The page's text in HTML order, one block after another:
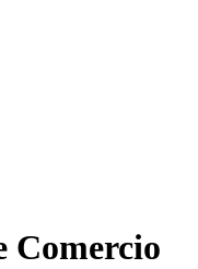
Comercio